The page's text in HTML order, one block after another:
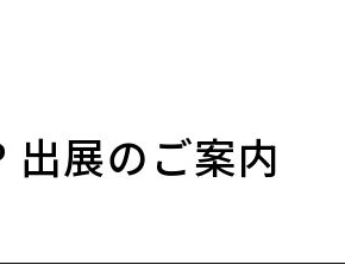
出展のご案内